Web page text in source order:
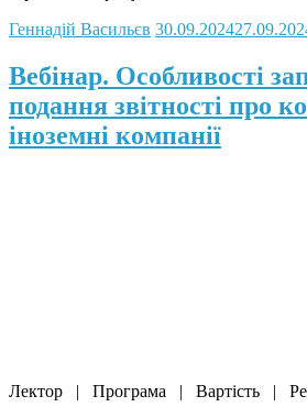
Геннадій Васильєв 30.09.2024
Вебінар. Особливості
подання звітності про
іноземні компанії
Лектор | Програма | Вартість |